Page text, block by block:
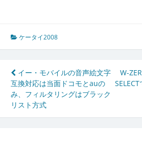
ケータイ2008
投
稿
ナ
イー・モバイルの音声絵文字
互換対応は当面ドコモとauの
み、フィルタリングはブラック
リスト方式
W-